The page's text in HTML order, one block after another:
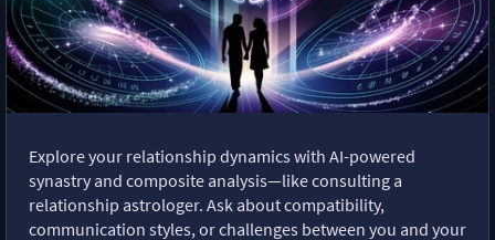
Explore your relationship dynamics with AI-powered
synastry and composite analysis—like consulting a
relationship astrologer. Ask about compatibility,
communication styles, or challenges between you and your